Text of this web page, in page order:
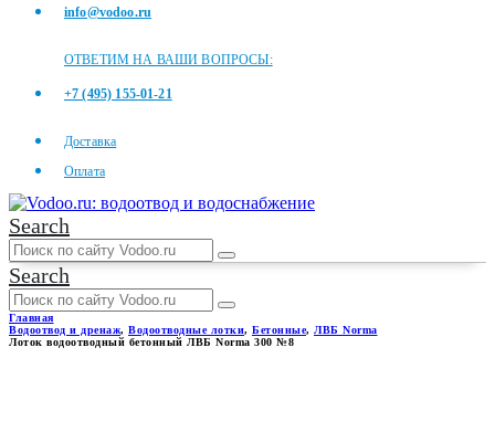
info@vodoo.ru
ОТВЕТИМ НА ВАШИ ВОПРОСЫ:
+7 (495) 155-01-21
Доставка
Оплата
Search
Search
Главная
Водоотвод и дренаж, Водоотводные лотки, Бетонные, ЛВБ Norma
Лоток водоотводный бетонный ЛВБ Norma 300 №8